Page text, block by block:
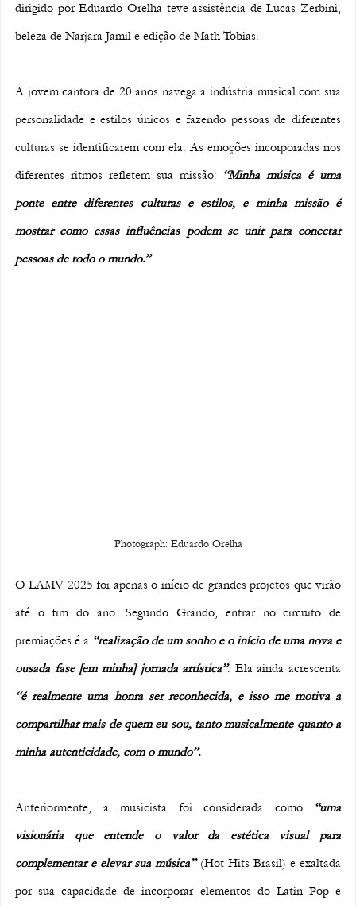
dirigido por Eduardo Orelha teve assistência de Lucas Zerbini,
beleza de Narjara Jamil e edição de Math Tobias.
A jovem cantora de 20 anos navega a indústria musical com sua
personalidade e estilos únicos e fazendo pessoas de diferentes
culturas se identificarem com ela. As emoções incorporadas nos
diferentes ritmos refletem sua missão: “Minha música é uma
ponte entre diferentes culturas e estilos, e minha missão é
mostrar como essas influências podem se unir para conectar
pessoas de todo o mundo.”
Photograph: Eduardo Orelha
O LAMV 2025 foi apenas o início de grandes projetos que virão
até o fim do ano. Segundo Grando, entrar no circuito de
premiações é a “realização de um sonho e o início de uma nova e
ousada fase [em minha] jornada artística”
“é realmente uma honra ser reconhecida, e isso me motiva a
compartilhar mais de quem eu sou, tanto musicalmente quanto a
minha autenticidade, com o mundo”.
Anteriormente, a musicista foi considerada como
“uma
visionária que entende o valor da estética visual para
complementar e elevar sua música” (Hot Hits Brasil) e exaltada
por sua capacidade de incorporar elementos do Latin Pop e